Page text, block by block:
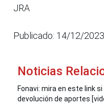
JRA
Publicado: 14/12/2023
Noticias
Fonavi: mira en este link
devolución de aportes